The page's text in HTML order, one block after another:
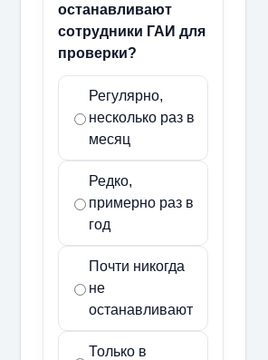
останавливают
сотрудники ГАИ для
проверки?
Регулярно,
несколько раз в
месяц
Редко,
примерно раз в
год
Почти никогда
не
останавливают
Только в